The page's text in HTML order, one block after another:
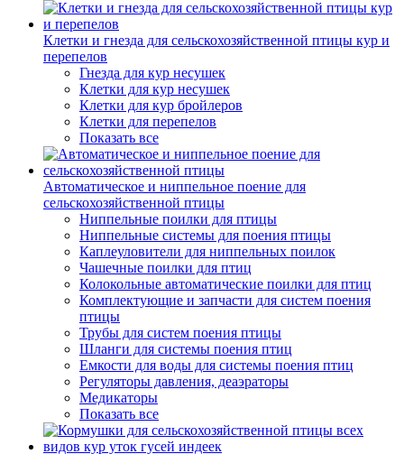
Клетки и гнезда для сельскохозяйственной птицы кур и
перепелов
Гнезда для кур несушек
Клетки для кур несушек
Клетки для кур бройлеров
Клетки для перепелов
Показать все
Автоматическое и ниппельное поение для
сельскохозяйственной птицы
Ниппельные поилки для птицы
Ниппельные системы для поения птицы
Каплеуловители для ниппельных поилок
Чашечные поилки для птиц
Колокольные автоматические поилки для птиц
Комплектующие и запчасти для систем поения
птицы
Трубы для систем поения птицы
Шланги для системы поения птиц
Емкости для воды для системы поения птиц
Регуляторы давления, деаэраторы
Медикаторы
Показать все